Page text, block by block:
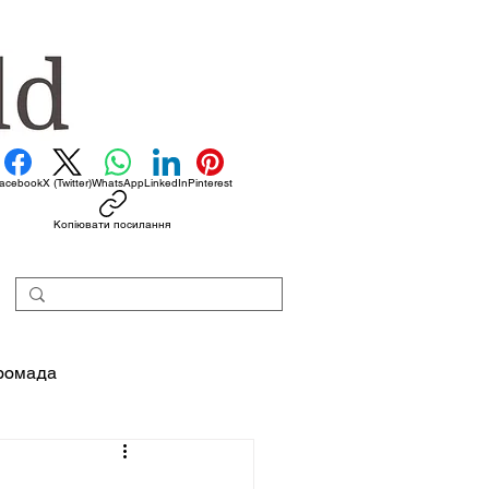
X (Twitter)WhatsAppLinkedInPinterest
Копіювати посилання